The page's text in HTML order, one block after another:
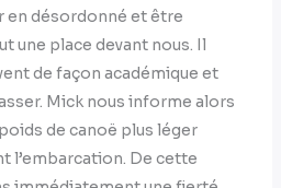
en désordonné et être
une place devant nous. Il
de façon académique et
Mick nous informe alors
de canoë plus léger
l’embarcation. De cette